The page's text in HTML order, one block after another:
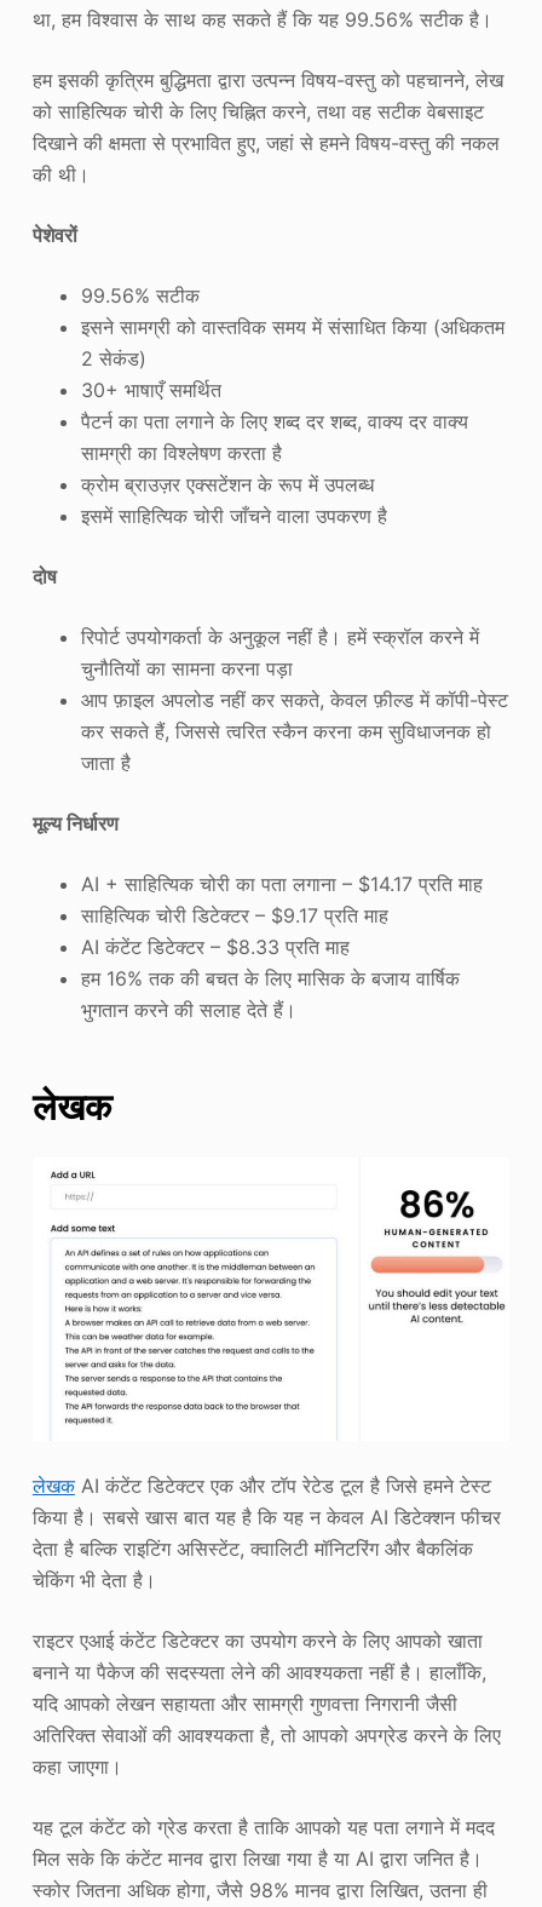
था, हम विश्वास के साथ कह सकते हैं कि यह 99.56% सटीक है।
हम इसकी कृत्रिम बुद्धिमता द्वारा उत्पन्न विषय-वस्तु को पहचानने, लेख
को साहित्यिक चोरी के लिए चिह्नित करने, तथा वह सटीक वेबसाइट
दिखाने की क्षमता से प्रभावित हुए, जहां से हमने विषय-वस्तु की नकल
की थी।
पेशेवरों
99.56% सटीक
इसने सामग्री को वास्तविक समय में संसाधित किया (अधिकतम
2 सेकंड)
30+ भाषाएँ समर्थित
पैटर्न का पता लगाने के लिए शब्द दर शब्द, वाक्य दर वाक्य
सामग्री का विश्लेषण करता है
क्रोम ब्राउज़र एक्सटेंशन के रूप में उपलब्ध
इसमें साहित्यिक चोरी जाँचने वाला उपकरण है
दोष
रिपोर्ट उपयोगकर्ता के अनुकूल नहीं है। हमें स्क्रॉल करने में
चुनौतियों का सामना करना पड़ा
आप फ़ाइल अपलोड नहीं कर सकते, केवल फ़ील्ड में कॉपी-पेस्ट
कर सकते हैं, जिससे त्वरित स्कैन करना कम सुविधाजनक हो
जाता है
मूल्य निर्धारण
AI + साहित्यिक चोरी का पता लगाना – $14.17 प्रति माह
साहित्यिक चोरी डिटेक्टर – $9.17 प्रति माह
AI कंटेंट डिटेक्टर – $8.33 प्रति माह
हम 16% तक की बचत के लिए मासिक के बजाय वार्षिक
भुगतान करने की सलाह देते हैं।
लेखक
लेखकAI कंटेंट डिटेक्टर एक और टॉप रेटेड टूल है जिसे हमने टेस्ट
किया है। सबसे खास बात यह है कि यह न केवल AI डिटेक्शन फीचर
देता है बल्कि राइटिंग असिस्टेंट, क्वालिटी मॉनिटरिंग और बैकलिंक
चेकिंग भी देता है।
राइटर एआई कंटेंट डिटेक्टर का उपयोग करने के लिए आपको खाता
बनाने या पैकेज की सदस्यता लेने की आवश्यकता नहीं है। हालाँकि,
यदि आपको लेखन सहायता और सामग्री गुणवत्ता निगरानी जैसी
अतिरिक्त सेवाओं की आवश्यकता है, तो आपको अपग्रेड करने के लिए
कहा जाएगा।
यह टूल कंटेंट को ग्रेड करता है ताकि आपको यह पता लगाने में मदद
मिल सके कि कंटेंट मानव द्वारा लिखा गया है या AI द्वारा जनित है।
स्कोर जितना अधिक होगा, जैसे 98% मानव द्वारा लिखित, उतना ही